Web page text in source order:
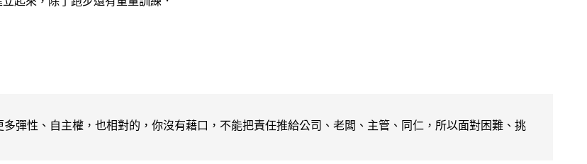
彈性、自主權，也相對的，你沒有藉口，不能把責任推給公司、老闆、主管、同仁，所以面對困難、挑